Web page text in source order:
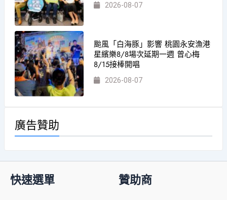
2026-08-07
颱風「白海豚」影響 桃園永安漁港
星繽樂8/8場次延期一週 曾心梅
8/15接棒開唱
2026-08-07
廣告贊助
快速選單 贊助商